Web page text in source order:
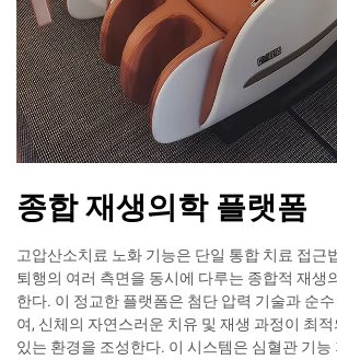
종합 재생의학 플랫폼
고압산소치료 노화 기능은 단일 통합 치료 접근
퇴행의 여러 측면을 동시에 다루는 종합적 재생
한다. 이 정교한 플랫폼은 첨단 압력 기술과 순
여, 신체의 자연스러운 치유 및 재생 과정이 최
있는 환경을 조성한다. 이 시스템은 심혈관 기능